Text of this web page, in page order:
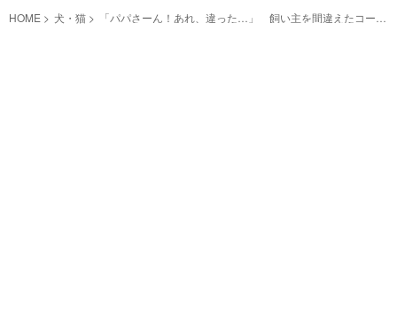
HOME 犬・猫 「パパさーん！あれ、違った…」 飼い主を間違えたコーギ